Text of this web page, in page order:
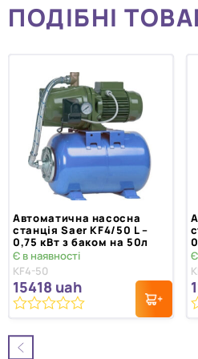
ПОДІБНІ
Автоматична насосна
станція Saer KF4/50 L –
0,75 кВт з баком на 50л
Є в наявності
KF4-50
15418 uah
з
5